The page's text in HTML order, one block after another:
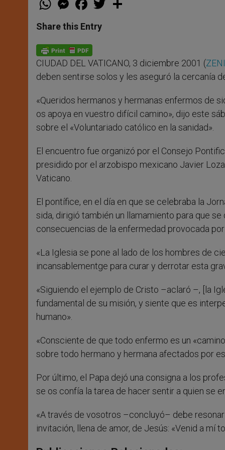
t
s
p
p
e
s
e
g
e
r
a
e
b
o
k
w
Share this Entry
CIUDAD DEL VATICANO, 3 diciembre 2001 (
deben sentirse solos y les aseguró la cercanía
«Queridos hermanos y hermanas enfermos de
os apoya en vuestro difícil camino», dijo este
sobre el «Voluntariado católico en la sanidad».
El encuentro fue organizó por el Consejo
presidido por el arzobispo mexicano Javier
Vaticano.
El pontífice, en el día en que se celebraba la
sida, dirigió también un llamamiento para que
consecuencias de la enfermedad provocada
«La Iglesia se pone al lado de los hombres de
incansablementge para curar y derrotar esta
«Siguiendo el ejemplo de Cristo –aclaró –, [la
fundamental de su misión, y siente que es
humano».
«Consciente de que todo enfermo es un
sobre todo hermano y hermana afectados por
Por último, el Papa dejó una consigna a los
se os confía la tarea de hacer sentir a quien se
«A través de vosotros –concluyó– debe
invitación, llena de amor, de Jesús: «Venid a mí